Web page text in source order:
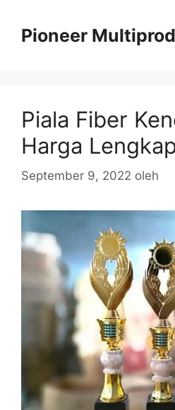
Pioneer
Piala Fiber
Harga
September 9, 2022 oleh